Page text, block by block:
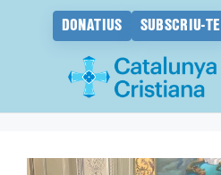
DONATIUS SUBSCRIU-TE
contingut